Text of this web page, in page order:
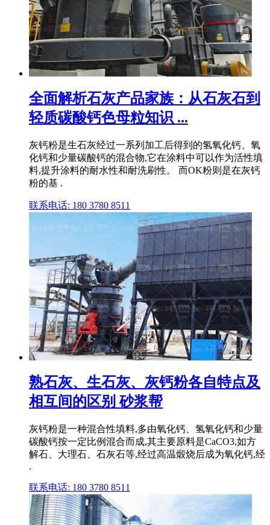
全面解析石灰产品家族：从石灰石到
轻质碳酸钙色母粒知识 ...
灰钙粉是生石灰经过一系列加工后得到的氢氧化钙、氧
化钙和少量碳酸钙的混合物,它在涂料中可以作为活性填
料,提升涂料的耐水性和耐洗刷性。 而OK粉则是在灰钙
粉的基 .
联系电话: 180 3780 8511
熟石灰、生石灰、灰钙粉各自特点及
相互间的区别 砂浆帮
灰钙粉是一种混合性填料,多由氧化钙、氢氧化钙和少量
碳酸钙按一定比例混合而成,其主要原料是CaCO3,如方
解石、大理石、石灰石等,经过高温煅烧后成为氧化钙,经
.
联系电话: 180 3780 8511